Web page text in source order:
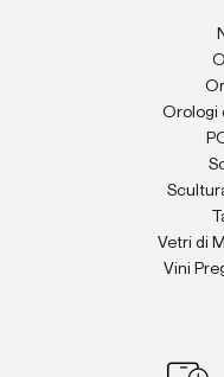
Orologi
Vetri di
Vini